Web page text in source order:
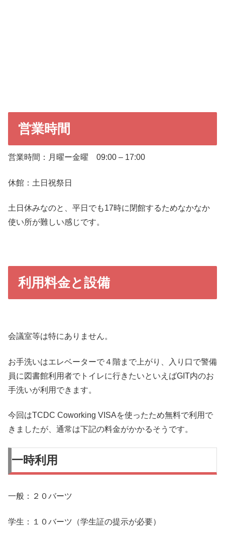
営業時間
営業時間：月曜ー金曜 09:00 – 17:00
休館：土日祝祭日
土日休みなのと、平日でも17時に閉館するためなかなか
使い所が難しい感じです。
利用料金と設備
会議室等は特にありません。
お手洗いはエレベーターで４階まで上がり、入り口で警備
員に図書館利用者でトイレに行きたいといえばGIT内のお
手洗いが利用できます。
今回はTCDC Coworking VISAを使ったため無料で利用で
きましたが、通常は下記の料金がかかるそうです。
一時利用
一般：２０バーツ
学生：１０バーツ（学生証の提示が必要）